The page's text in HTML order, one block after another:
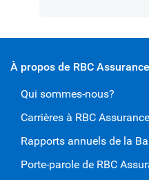
À propos de RBC
Qui sommes-nous?
Carrières à RBC
Rapports annuels de la
Porte-parole de RBC